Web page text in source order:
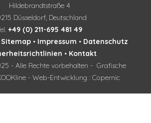
Hildebrandtstraße 4
Düsseldorf, Deutschland
+49 (0) 211-695 481 49
Sitemap • Impressum • Datenschutz
• Kontakt
- Alle Rechte vorbehalten - Grafische
- Web-Entwicklung : Copernic